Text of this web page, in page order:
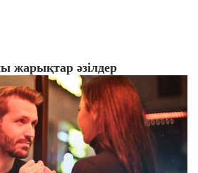
жарықтар әзілдер